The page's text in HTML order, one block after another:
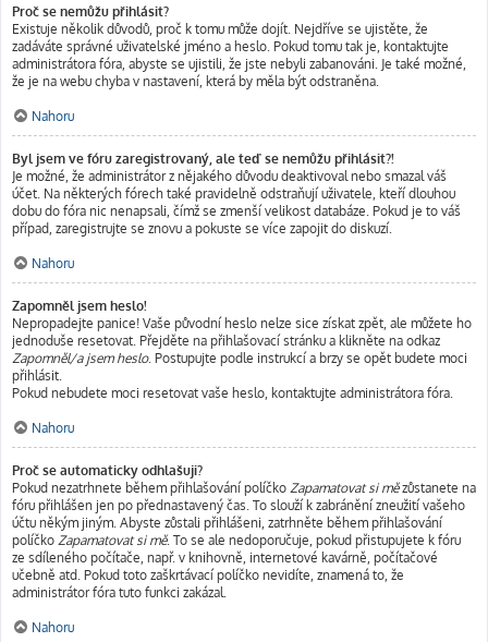
Proč se nemůžu přihlásit?
Existuje několik důvodů, proč k tomu může dojít. Nejdříve se ujistěte, že
zadáváte správné uživatelské jméno a heslo. Pokud tomu tak je, kontaktujte
administrátora fóra, abyste se ujistili, že jste nebyli zabanováni. Je také možné,
že je na webu chyba v nastavení, která by měla být odstraněna.
Nahoru
Byl jsem ve fóru zaregistrovaný, ale teď se nemůžu přihlásit?!
Je možné, že administrátor z nějakého důvodu deaktivoval nebo smazal váš
účet. Na některých fórech také pravidelně odstraňují uživatele, kteří dlouhou
dobu do fóra nic nenapsali, čímž se zmenší velikost databáze. Pokud je to váš
případ, zaregistrujte se znovu a pokuste se více zapojit do diskuzí.
Nahoru
Zapomněl jsem heslo!
Nepropadejte panice! Vaše původní heslo nelze sice získat zpět, ale můžete ho
jednoduše resetovat. Přejděte na přihlašovací stránku a klikněte na odkaz
Zapomněl/a jsem heslo. Postupujte podle instrukcí a brzy se opět budete moci
přihlásit.
Pokud nebudete moci resetovat vaše heslo, kontaktujte administrátora fóra.
Nahoru
Proč se automaticky odhlašuji?
Pokud nezatrhnete během přihlašování políčko Zapamatovat si mězůstanete na
fóru přihlášen jen po přednastavený čas. To slouží k zabránění zneužití vašeho
účtu někým jiným. Abyste zůstali přihlášeni, zatrhněte během přihlašování
políčko Zapamatovat si mě. To se ale nedoporučuje, pokud přistupujete k fóru
ze sdíleného počítače, např. v knihovně, internetové kavárně, počítačové
učebně atd. Pokud toto zaškrtávací políčko nevidíte, znamená to, že
administrátor fóra tuto funkci zakázal.
Nahoru